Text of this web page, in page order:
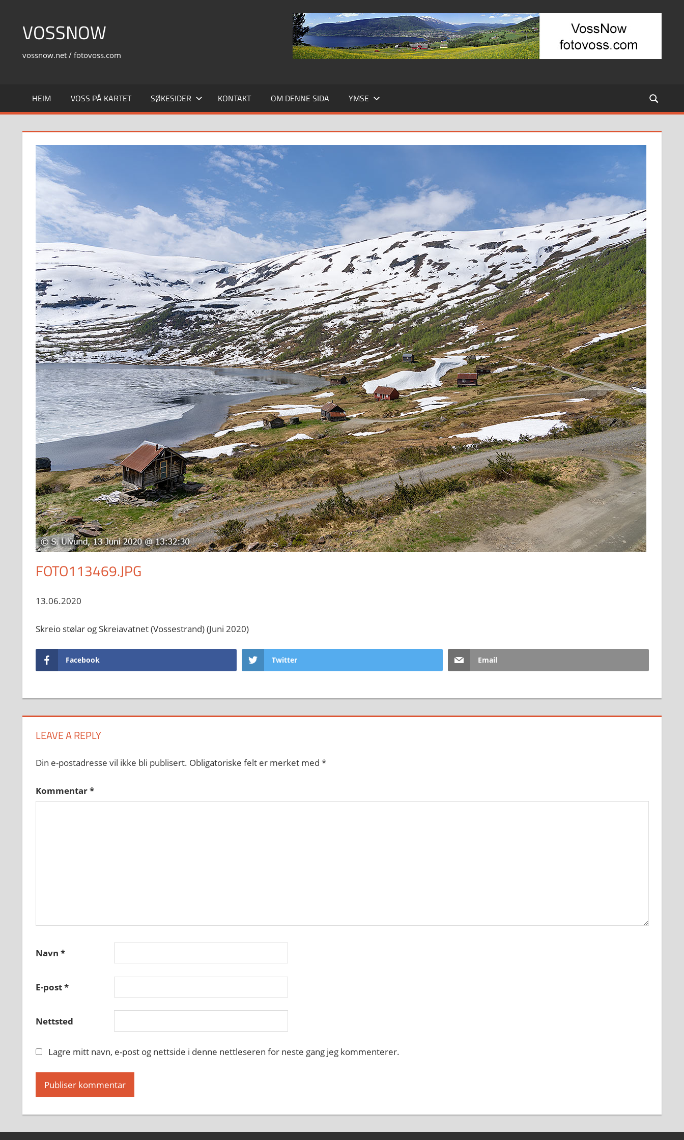
contentVOSSNOW
vossnow.net / fotovoss.com
HEIM VOSS PÅ KARTET SØKESIDER KONTAKT OM DENNE SIDA YMSE
FOTO113469.JPG
13.06.2020
Skreio stølar og Skreiavatnet (Vossestrand) (Juni 2020)
Facebook Twitter Email
LEAVE A REPLY
Din e-postadresse vil ikke bli publisert. Obligatoriske felt er merket med *
Kommentar*
Navn *
E-post*
Nettsted
Lagre mitt navn, e-post og nettside i denne nettleseren for neste gang jeg kommenterer.